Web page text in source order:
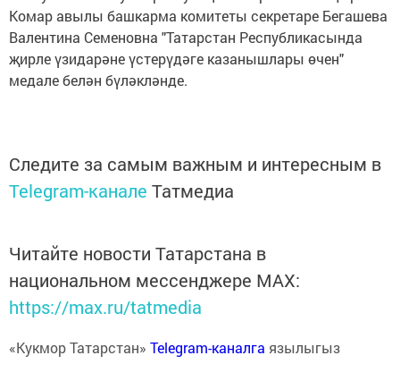
Комар авылы башкарма комитеты секретаре Бегашева
Валентина Семеновна "Татарстан Республикасында
җирле үзидарәне үстерүдәге казанышлары өчен"
медале белән бүләкләнде.
Следите за самым важным и интересным в
Telegram-канале Татмедиа
Читайте новости Татарстана в
национальном мессенджере MАХ:
https://max.ru/tatmedia
«Кукмор Татарстан» Telegram-каналга язылыгыз